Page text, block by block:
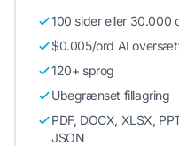
100 sider eller 30.000
$0.005/ord AI
120+ sprog
Ubegrænset fillagring
PDF, DOCX, XLSX,
JSON